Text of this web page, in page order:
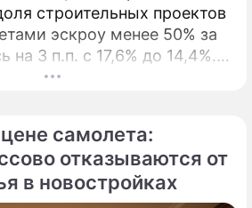
строительных проектов
эскроу менее 50% за
на 3 п.п. с 17,6% до 14,4%. В
Банк ДОМ.
самолета:
отказываются от
в новостройках